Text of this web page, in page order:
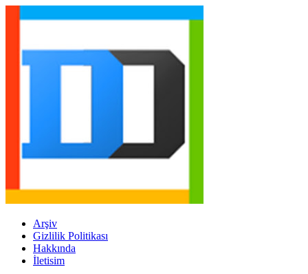
Arşiv
Gizlilik Politikası
Hakkında
İletisim